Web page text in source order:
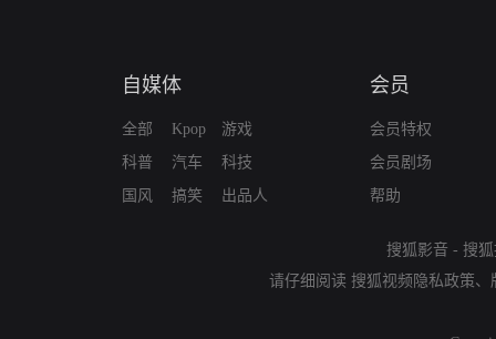
自媒体
全部
科普
国风
Kpop
汽车
搞笑
游戏
科技
出品人
会员
会员特权
会员剧场
帮助
搜狐影音 - 搜
请仔细阅读 搜狐视频隐私政策、